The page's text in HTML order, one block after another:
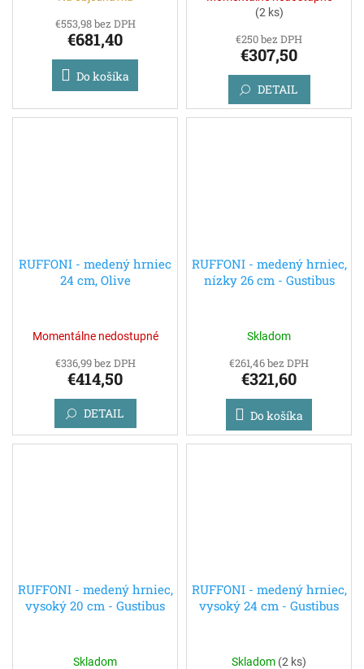
€553,98 bez DPH
€681,40
Do košíka
(2 ks)
€250 bez DPH
€307,50
DETAIL
RUFFONI - medený hrniec
24 cm, Olive
Momentálne nedostupné
€336,99 bez DPH
€414,50
DETAIL
RUFFONI - medený hrniec,
nízky 26 cm - Gustibus
Skladom
€261,46 bez DPH
€321,60
Do košíka
RUFFONI - medený hrniec,
vysoký 20 cm - Gustibus
Skladom
RUFFONI - medený hrniec,
vysoký 24 cm - Gustibus
Skladom (2 ks)